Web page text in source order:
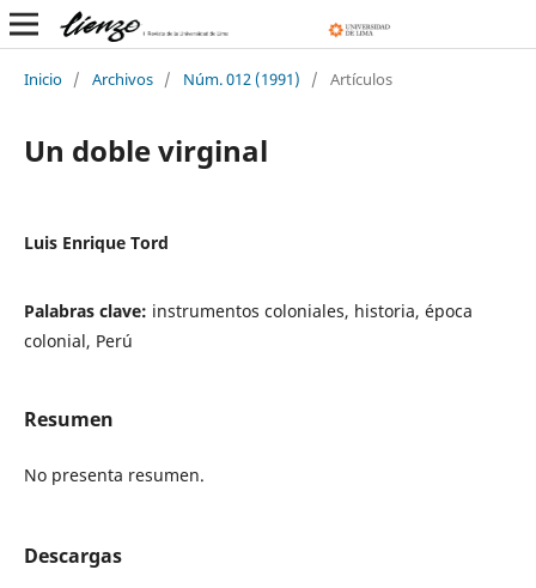
Inicio / Archivos / Núm. 012 (1991) / Artículos
Un doble virginal
Luis Enrique Tord
Palabras clave: instrumentos coloniales, historia, época
colonial, Perú
Resumen
No presenta resumen.
Descargas